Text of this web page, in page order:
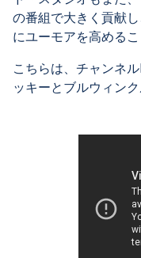
の番組で大きく貢献
にユーモアを高める
こちらは、チャンネ
ッキーとブルウィン